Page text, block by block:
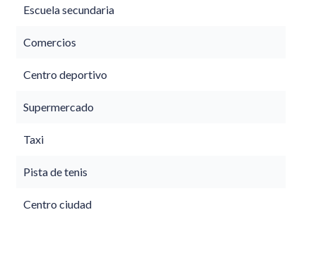
Escuela secundaria
Comercios
Centro deportivo
Supermercado
Taxi
Pista de tenis
Centro ciudad